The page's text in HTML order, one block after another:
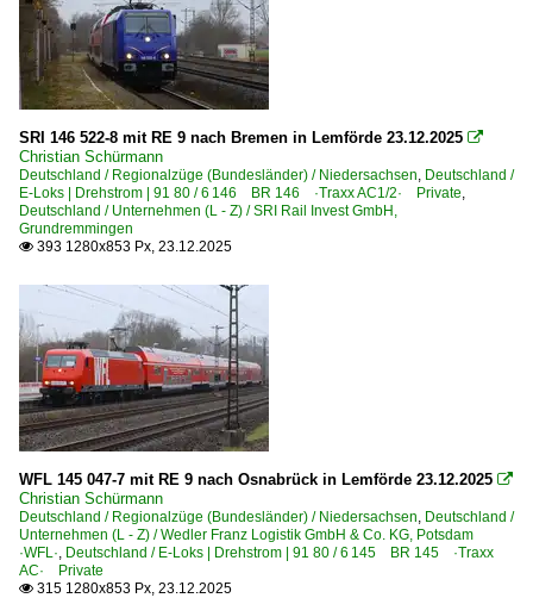
6 112 BR 112.1 DR 212
6 143 BR 143 DR 243
6 143 BR 143 DR 243 Lokportraits
6 155 BR 155 DR 250 'Energiecontainer'
Elektrotriebzüge | 93 8x | ICE - IC
ICE 1 BR 401 · 5 401 · 5 801-804 ganze Züge
ICE 4 BR 412 · x 412 · x 812
Elektrotriebzüge | 94 80
0 424 BR 424
0 425 BR 425 'Quietschie'
0 427 BR 427 ·Flirt (dreiteilig)·
0 428 BR 428 ·Flirt (vierteilig)·
0 429 BR 429.1 ·Flirt 3 (fünfteilig)· Private
0 440 BR 440 ·Coradia Continental· Private
0 445 BR 445.0 ·Kiss (sechsteilig)·
0 445 BR 445.1 ·Kiss (vierteilig)·
SRI 146 522-8 mit RE 9 nach Bremen in Lemförde 23.12.2025 
Christian Schürmann
Deutschland / Regionalzüge (Bundesländer) / Niedersachsen, Deutschland /
E-Loks | Drehstrom | 91 80 / 6 146 BR 146 ·Traxx AC1/2· Private,
Deutschland / Unternehmen (L - Z) / SRI Rail Invest GmbH,
Grundremmingen
 393 1280x853 Px, 23.12.2025
WFL 145 047-7 mit RE 9 nach Osnabrück in Lemförde 23.12.2025 
Christian Schürmann
Deutschland / Regionalzüge (Bundesländer) / Niedersachsen, Deutschland /
Unternehmen (L - Z) / Wedler Franz Logistik GmbH & Co. KG, Potsdam
·WFL·, Deutschland / E-Loks | Drehstrom | 91 80 / 6 145 BR 145 ·Traxx
AC· Private
 315 1280x853 Px, 23.12.2025